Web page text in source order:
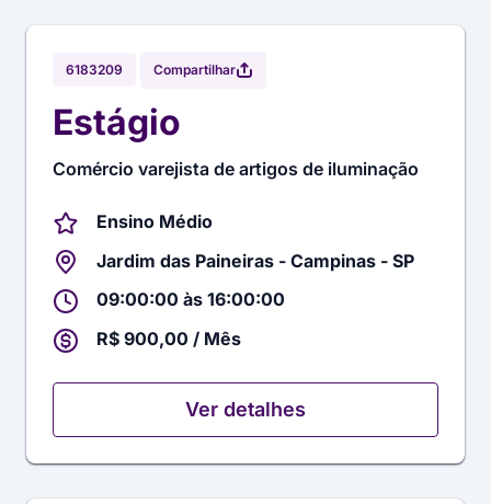
6183209 Compartilhar
Estágio
Comércio varejista de artigos de iluminação
Ensino Médio
Jardim das Paineiras - Campinas - SP
09:00:00 às 16:00:00
R$ 900,00 / Mês
Ver detalhes